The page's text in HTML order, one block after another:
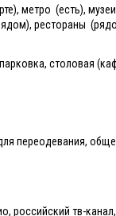
метро (есть),
рестораны
столовая
переодевания,
российский тв-